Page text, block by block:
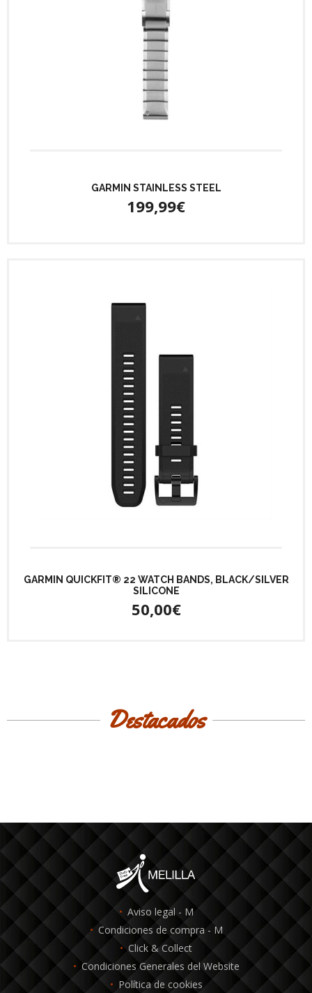
GARMIN STAINLESS STEEL
199,99€
GARMIN QUICKFIT® 22 WATCH BANDS, BLACK/SILVER
SILICONE
50,00€
Destacados
Aviso legal - M
Condiciones de compra - M
Click & Collect
Condiciones Generales del Website
Política de cookies